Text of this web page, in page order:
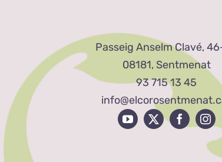
Passeig Anselm Clavé,
08181, Sentmenat
93 715 13 45